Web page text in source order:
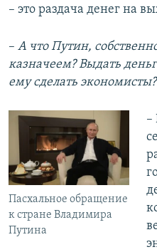
– это раздача денег на
– А что Путин,
казначеем? Выдать
ему сделать
Пасхальное обращение
к стране Владимира
Путина
–